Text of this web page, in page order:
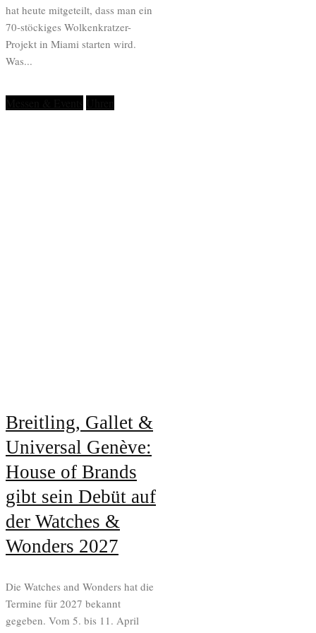
hat heute mitgeteilt, dass man ein
70-stöckiges Wolkenkratzer-
Projekt in Miami starten wird.
Was...
Breitling, Gallet &
Universal Genève:
House of Brands
gibt sein Debüt auf
der Watches &
Wonders 2027
Die Watches and Wonders hat die
Termine für 2027 bekannt
gegeben. Vom 5. bis 11. April